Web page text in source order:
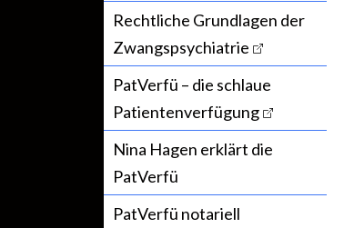
Rechtliche Grundlagen der
Zwangspsychiatrie
PatVerfü – die schlaue
Patientenverfügung
Nina Hagen erklärt die
PatVerfü
PatVerfü notariell